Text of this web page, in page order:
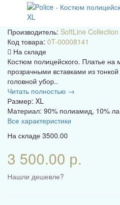
Производитель: SoftLine Collection
Код товара: 0T-00008141
На складе
Костюм полицейского. Платье на
прозрачными вставками из
головной убор..
Читать полностью →
Размер: XL
Материал: 90% полиамид, 10%
Все характеристики
На складе 3500.00
3 500.00 р.
Нашли дешевле?